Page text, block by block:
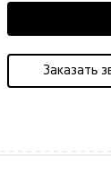
Заказать